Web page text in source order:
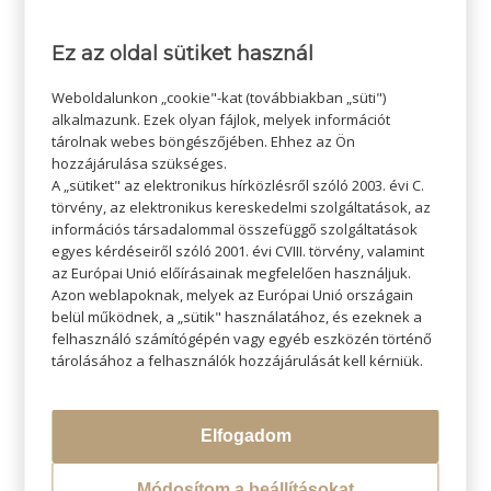
2022-08-11
/ SZERZŐ:ADMIN SZI
KERESÉS
Átváltoztatjuk Program
Ez az oldal sütiket használ
Weboldalunkon „cookie"-kat (továbbiakban „süti")
alkalmazunk. Ezek olyan fájlok, melyek információt
tárolnak webes böngészőjében. Ehhez az Ön
hozzájárulása szükséges.
A „sütiket" az elektronikus hírközlésről szóló 2003. évi C.
törvény, az elektronikus kereskedelmi szolgáltatások, az
információs társadalommal összefüggő szolgáltatások
egyes kérdéseiről szóló 2001. évi CVIII. törvény, valamint
az Európai Unió előírásainak megfelelően használjuk.
Azon weblapoknak, melyek az Európai Unió országain
belül működnek, a „sütik" használatához, és ezeknek a
felhasználó számítógépén vagy egyéb eszközén történő
tárolásához a felhasználók hozzájárulását kell kérniük.
Elfogadom